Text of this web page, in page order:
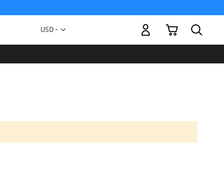
Moneda
USD -
Mi carrito